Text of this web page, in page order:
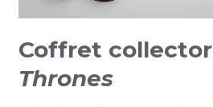
Coffret collector
Thrones